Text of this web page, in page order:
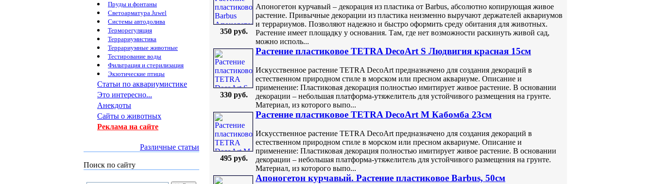
Пруды и фонтаны
Светоарматура Juwel
Системы автодолива
Терморегуляция
Террариумистика
Террариумные животные
Тестирование воды
Фильтрация и стерилизация
Экзотические птицы
Статьи по аквариумистике
Это интересно...
Анекдоты
Сайты о животных
Реклама на сайте
Различные статьи
Поиск по сайту
350 руб.
Апоногетон курчавый – декорация из пластика от Barbus, абсолютно копирующая живое
растение. Привычные декорации из пластика неизменно выручают держателей аквариумов
и террариумов. Позволяют надежно и быстро оформить среду обитания для животных.
Растение имеет площадку у основания. Там, где нет возможности раскинуть живой сад,
можно исполь...
330 руб.
Растение пластиковое TETRA DecoArt S Людвигия красная 15см
Искусственное растение TETRA DecoArt предназначено для создания декораций в
естественном природном стиле в морском или пресном аквариуме. Описание и
применение: Пластиковая декорация полностью имитирует живое растение. В основании
декорации – небольшая платформа-утяжелитель для устойчивого размещения на грунте.
Материал, из которого выпо...
495 руб.
Растение пластиковое TETRA DecoArt M Кабомба 23см
Искусственное растение TETRA DecoArt предназначено для создания декораций в
естественном природном стиле в морском или пресном аквариуме. Описание и
применение: Пластиковая декорация полностью имитирует живое растение. В основании
декорации – небольшая платформа-утяжелитель для устойчивого размещения на грунте.
Материал, из которого выпо...
Апоногетон курчавый. Растение пластиковое Barbus, 50см